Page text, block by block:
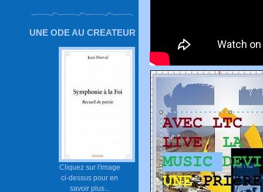
UNE ODE AU CREATEUR
Cliquez sur l'image
ci-dessus pour en
savoir plus...